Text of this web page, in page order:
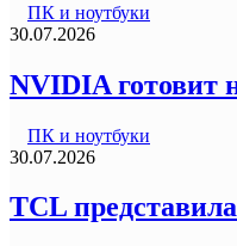
ПК и ноутбуки
30.07.2026
NVIDIA готовит
ПК и ноутбуки
30.07.2026
TCL